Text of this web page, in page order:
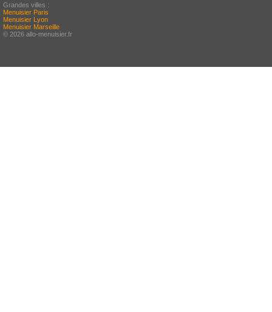
Grandes villes :
Menuisier Paris
Menuisier Lyon
Menuisier Marseille
© 2026 allo-menuisier.fr